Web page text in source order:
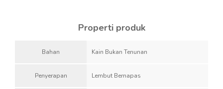
Properti produk
Bahan Kain Bukan Tenunan
Penyerapan Lembut Bernapas